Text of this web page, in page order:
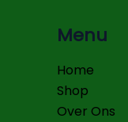
Menu
Home
Shop
Over Ons